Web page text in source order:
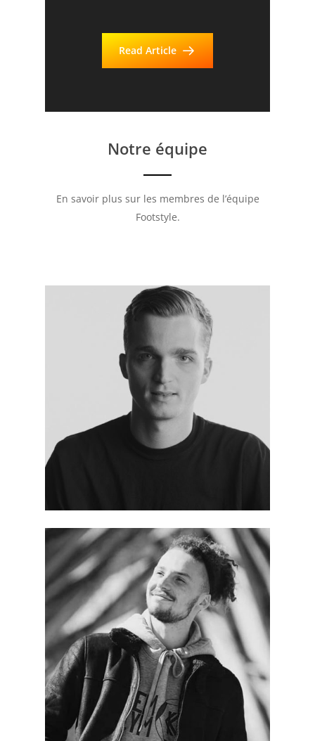
Read Article
Read Article
Read Article
Notre équipe
En savoir plus sur les membres de l’équipe
Footstyle.